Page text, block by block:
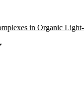
in Organic